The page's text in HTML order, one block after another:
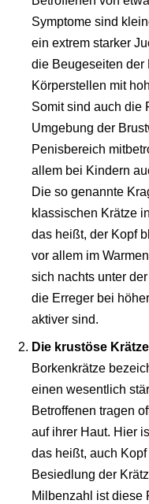
Symptome sind
ein extrem starker
die Beugeseiten der
Körperstellen mit
Somit sind auch die
Umgebung der
Penisbereich
allem bei Kindern
Die so genannte
klassischen Krätze
das heißt, der Kopf
vor allem im
sich nachts unter
die Erreger bei
aktiver sind.
Die krustöse
Borkenkrätze
einen wesentlich
Betroffenen tragen
auf ihrer Haut. Hier
das heißt, auch
Besiedlung der
Milbenzahl ist diese